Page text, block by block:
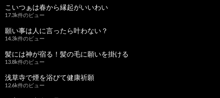
こいつぁは春から縁起がいいわい
17.3k件のビュー
願い事は人に言ったら叶わない？
14.3k件のビュー
髪には神が宿る！髪の毛に願いを掛ける
13.8k件のビュー
浅草寺で煙を浴びて健康祈願
12.6k件のビュー